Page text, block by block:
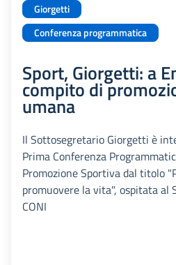
Giorgetti
Conferenza programmatica
Sport, Giorgetti: a
compito di
umana
Il Sottosegretario Giorgetti è
Prima Conferenza
Promozione Sportiva dal titolo
promuovere la vita", ospitata al
CONI